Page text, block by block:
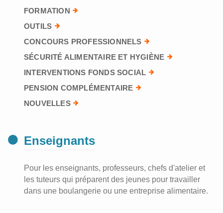
FORMATION
OUTILS
CONCOURS PROFESSIONNELS
SÉCURITÉ ALIMENTAIRE ET HYGIÈNE
INTERVENTIONS FONDS SOCIAL
PENSION COMPLÉMENTAIRE
NOUVELLES
Enseignants
Pour les enseignants, professeurs, chefs d'atelier et
les tuteurs qui préparent des jeunes pour travailler
dans une boulangerie ou une entreprise alimentaire.